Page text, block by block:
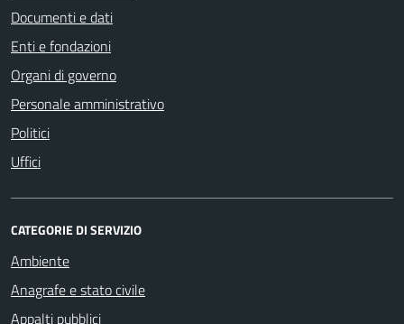
Documenti e dati
Enti e fondazioni
Organi di governo
Personale amministrativo
Politici
Uffici
CATEGORIE DI SERVIZIO
Ambiente
Anagrafe e stato civile
Appalti pubblici